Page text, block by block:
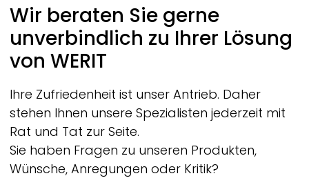
Breadcrumb
Wir beraten Sie gerne
unverbindlich zu Ihrer Lösung
von WERIT
Ihre Zufriedenheit ist unser Antrieb. Daher
stehen Ihnen unsere Spezialisten jederzeit mit
Rat und Tat zur Seite.
Sie haben Fragen zu unseren Produkten,
Wünsche, Anregungen oder Kritik?